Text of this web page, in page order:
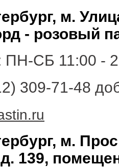
м.
- розовый
ПН-СБ 11:00 -
309-71-48
м.
139,